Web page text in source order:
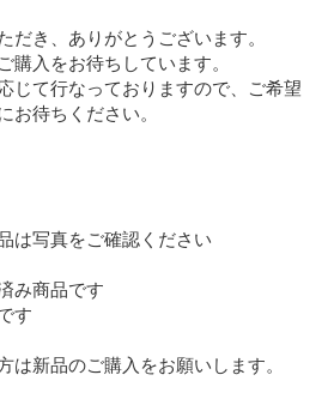
だき、ありがとうございます。
購入をお待ちしています。
じて行なっておりますので、ご希望
待ちください。
は写真をご確認ください
み商品です
す
は新品のご購入をお願いします。